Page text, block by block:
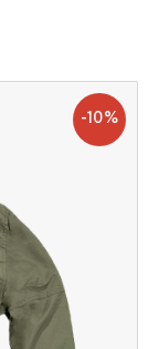
10%